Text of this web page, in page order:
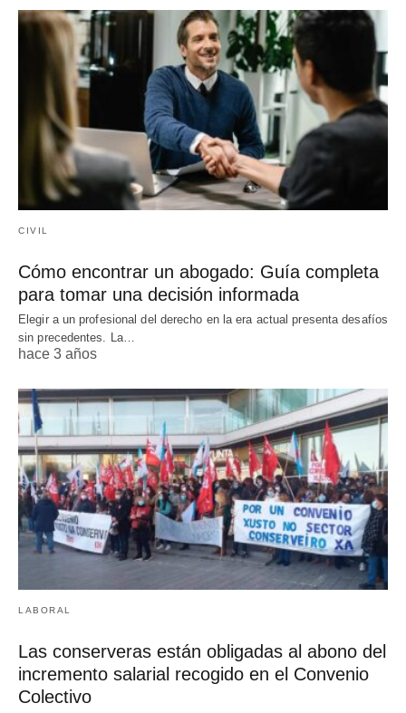
CIVIL
Cómo encontrar un abogado: Guía completa
para tomar una decisión informada
Elegir a un profesional del derecho en la era actual presenta desafíos
sin precedentes. La…
hace 3 años
LABORAL
Las conserveras están obligadas al abono del
incremento salarial recogido en el Convenio
Colectivo